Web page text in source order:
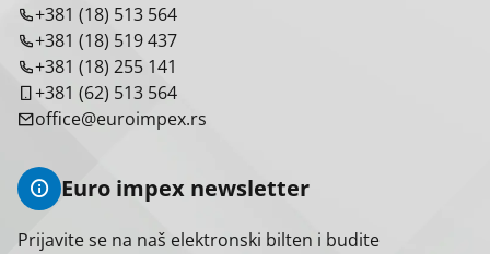
+381 (18) 513 564
+381 (18) 519 437
+381 (18) 255 141
+381 (62) 513 564
office@euroimpex.rs
Euro impex newsletter
Prijavite se na naš elektronski bilten i budite